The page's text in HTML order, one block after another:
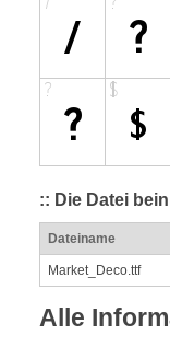
:: Die Datei
Dateiname
Market_Deco.ttf
Alle